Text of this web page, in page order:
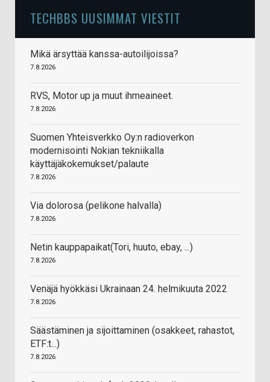
TECHBBS UUSIMMAT VIESTIT
Mikä ärsyttää kanssa-autoilijoissa?
7.8.2026
RVS, Motor up ja muut ihmeaineet.
7.8.2026
Suomen Yhteisverkko Oy:n radioverkon
modernisointi Nokian tekniikalla
käyttäjäkokemukset/palaute
7.8.2026
Via dolorosa (pelikone halvalla)
7.8.2026
Netin kauppapaikat(Tori, huuto, ebay, ...)
7.8.2026
Venäjä hyökkäsi Ukrainaan 24. helmikuuta 2022
7.8.2026
Säästäminen ja sijoittaminen (osakkeet, rahastot,
ETF:t...)
7.8.2026